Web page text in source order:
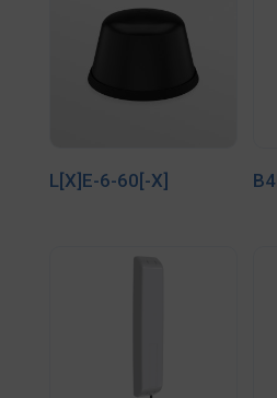
L[X]E-6-60[-X]